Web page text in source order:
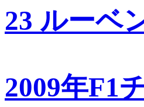
23 ルーベ
2009年F1